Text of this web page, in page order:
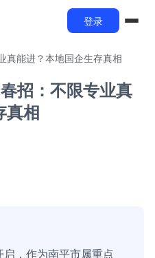
登录
真能进？本地国企生存真相
招：不限专业真
真相
，作为南平市属重点